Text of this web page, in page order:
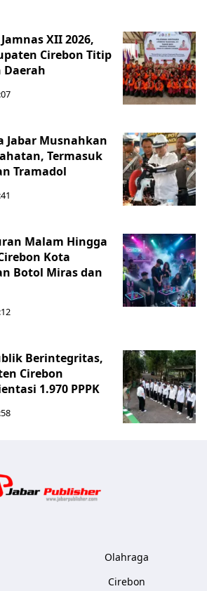
XII 2026,
Cirebon Titip
Jabar Musnahkan
Termasuk
Tramadol
Malam Hingga
Kota
Botol Miras dan
Berintegritas,
Cirebon
1.970 PPPK
Olahraga
Cirebon